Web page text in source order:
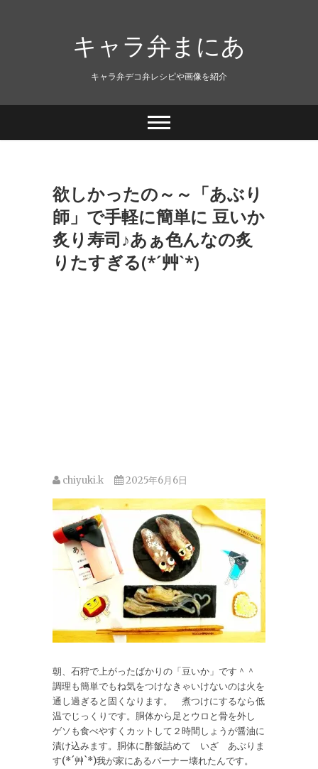
キャラ弁まにあ
キャラ弁デコ弁レシピや画像を紹介
欲しかったの～～「あぶり
師」で手軽に簡単に 豆いか
炙り寿司♪あぁ色んなの炙
りたすぎる(*´艸`*)
chiyuki.k 2025年6月6日
朝、石狩で上がったばかりの「豆いか」です＾＾
調理も簡単でもね気をつけなきゃいけないのは火を
通し過ぎると固くなります。 煮つけにするなら低
温でじっくりです。胴体から足とウロと骨を外し
ゲソも食べやすくカットして２時間しょうが醤油に
漬け込みます。胴体に酢飯詰めて いざ あぶりま
す(*´艸`*)我が家にあるバーナー壊れたんです。